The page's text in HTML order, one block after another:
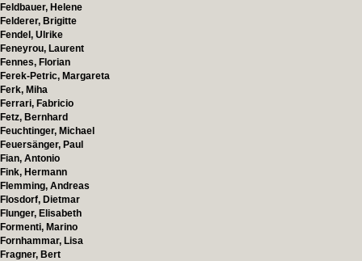
Feldbauer, Helene
Felderer, Brigitte
Fendel, Ulrike
Feneyrou, Laurent
Fennes, Florian
Ferek-Petric, Margareta
Ferk, Miha
Ferrari, Fabricio
Fetz, Bernhard
Feuchtinger, Michael
Feuersänger, Paul
Fian, Antonio
Fink, Hermann
Flemming, Andreas
Flosdorf, Dietmar
Flunger, Elisabeth
Formenti, Marino
Fornhammar, Lisa
Fragner, Bert